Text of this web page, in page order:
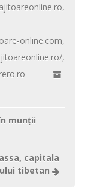
,
online.com,
,
munţii
capitala
tibetan